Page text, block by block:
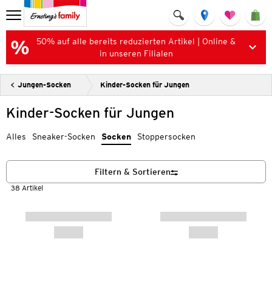
50% auf alle bereits reduzierten Artikel | Online &
in unseren Filialen
Jungen-Socken Kinder-Socken für Jungen
Kinder-Socken für Jungen
Alles Sneaker-Socken Socken Stoppersocken
38 Artikel
Filtern & Sortieren